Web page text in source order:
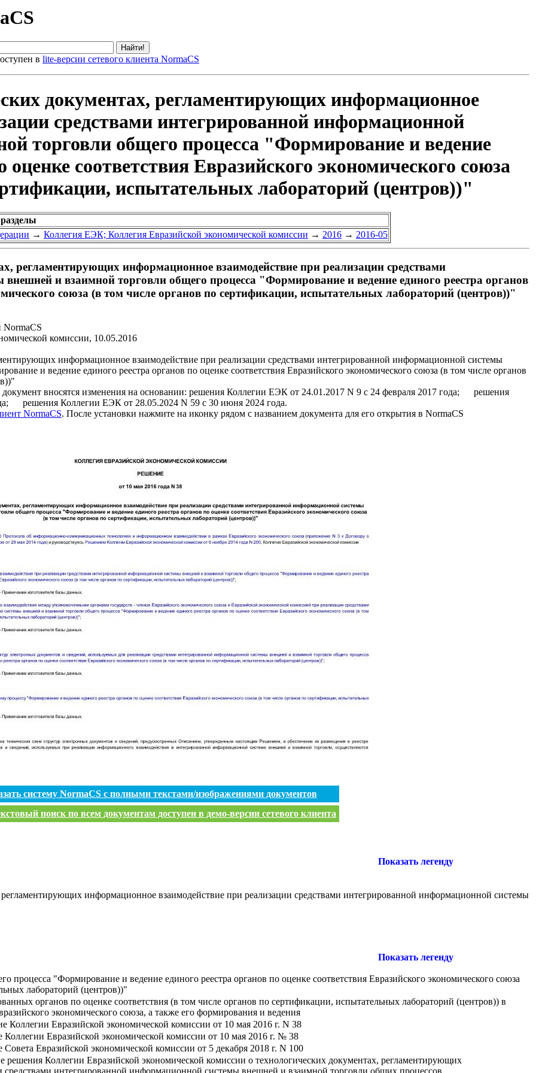
в lite-версии сетевого клиента NormaCS
документах, регламентирующих информационное
средствами интегрированной информационной
торговли общего процесса "Формирование и ведение
оценке соответствия Евразийского экономического союза
испытательных лабораторий (центров))"
→ Коллегия ЕЭК; Коллегия Евразийской экономической комиссии → 2016 → 2016-05
регламентирующих информационное взаимодействие при реализации средствами
и взаимной торговли общего процесса "Формирование и ведение единого реестра органов
союза (в том числе органов по сертификации, испытательных лабораторий (центров))"
NormaCS
комиссии, 10.05.2016
информационное взаимодействие при реализации средствами интегрированной информационной системы
и ведение единого реестра органов по оценке соответствия Евразийского экономического союза (в том числе органов
вносятся изменения на основании: решения Коллегии ЕЭК от 24.01.2017 N 9 с 24 февраля 2017 года; решения
решения Коллегии ЕЭК от 28.05.2024 N 59 с 30 июня 2024 года.
NormaCS. После установки нажмите на иконку рядом с названием документа для его открытия в NormaCS
систему NormaCS с полными текстами/изображениями документов
поиск по всем документам доступен в демо-версии сетевого клиента
Показать легенду
информационное взаимодействие при реализации средствами интегрированной информационной системы
Показать легенду
процесса "Формирование и ведение единого реестра органов по оценке соответствия Евразийского экономического союза
лабораторий (центров))"
органов по оценке соответствия (в том числе органов по сертификации, испытательных лабораторий (центров)) в
экономического союза, а также его формирования и ведения
Евразийской экономической комиссии от 10 мая 2016 г. N 38
Евразийской экономической комиссии от 10 мая 2016 г. № 38
Евразийской экономической комиссии от 5 декабря 2018 г. N 100
Коллегии Евразийской экономической комиссии о технологических документах, регламентирующих
интегрированной информационной системы внешней и взаимной торговли общих процессов